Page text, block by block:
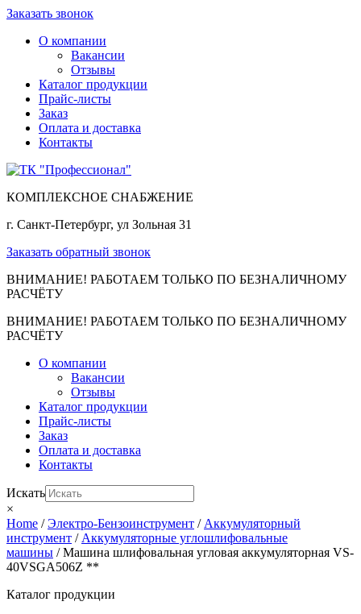
Заказать звонок
О компании
Вакансии
Отзывы
Каталог продукции
Прайс-листы
Заказ
Оплата и доставка
Контакты
КОМПЛЕКСНОЕ СНАБЖЕНИЕ
г. Санкт-Петербург, ул Зольная 31
Заказать обратный звонок
ВНИМАНИЕ! РАБОТАЕМ ТОЛЬКО ПО БЕЗНАЛИЧНОМУ
РАСЧЁТУ
ВНИМАНИЕ! РАБОТАЕМ ТОЛЬКО ПО БЕЗНАЛИЧНОМУ
РАСЧЁТУ
О компании
Вакансии
Отзывы
Каталог продукции
Прайс-листы
Заказ
Оплата и доставка
Контакты
Искать
×
Home /Электро-Бензоинструмент / Аккумуляторный
инструмент / Аккумуляторные углошлифовальные
машины / Машина шлифовальная угловая аккумуляторная VS-
40VSGA506Z **
Каталог продукции